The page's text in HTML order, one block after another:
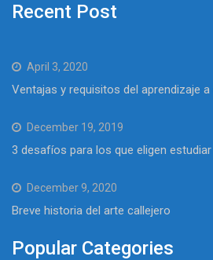
Recent Post
April 3, 2020
Ventajas y requisitos del aprendizaje a
December 19, 2019
3 desafíos para los que eligen
December 9, 2020
Breve historia del arte callejero
Popular Categories